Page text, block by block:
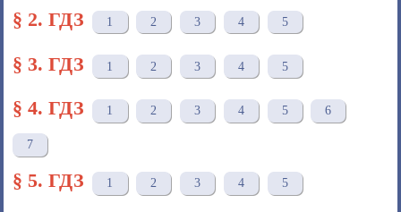
§ 2. ГДЗ 1 2 3 4 5
§ 3. ГДЗ 1 2 3 4 5
§ 4. ГДЗ 1 2 3 4 5 6
7
§ 5. ГДЗ 1 2 3 4 5